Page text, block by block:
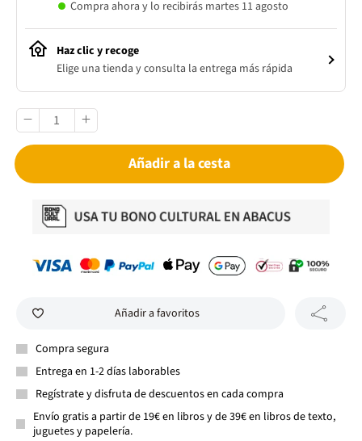
Compra ahora y lo recibirás martes 11 agosto
Haz clic y recoge
Elige una tienda y consulta la entrega más rápida
Añadir a la cesta
Añadir a favoritos
Compra segura
Entrega en 1-2 días laborables
Regístrate y disfruta de descuentos en cada compra
Envío gratis a partir de 19€ en libros y de 39€ en libros de texto,
juguetes y papelería.